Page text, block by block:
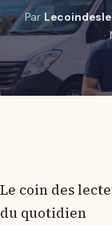
Par
Le coin des
du quotidien